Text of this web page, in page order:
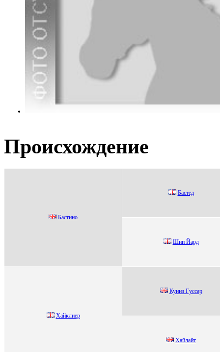
Происхождение
Бастино
Баcтед
Шип Йаpд
Хайклиеp
Куинз Гуссap
Хaйлaйт